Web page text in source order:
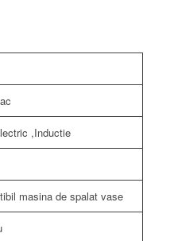
,Inductie
masina de spalat vase